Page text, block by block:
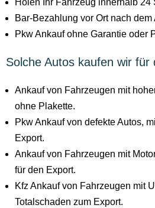
Holen Ihr Fahrzeug innerhalb 24
Bar-Bezahlung vor Ort nach dem
Pkw Ankauf ohne Garantie oder
Solche Autos kaufen wir für
Ankauf von Fahrzeugen mit
ohne Plakette.
Pkw Ankauf von defekte Autos,
Export.
Ankauf von Fahrzeugen mit
für den Export.
Kfz Ankauf von Fahrzeugen mit
Totalschaden zum Export.